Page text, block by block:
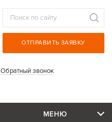
Обратный звонок
ОТПРАВИТЬ ЗАЯВКУ
МЕНЮ